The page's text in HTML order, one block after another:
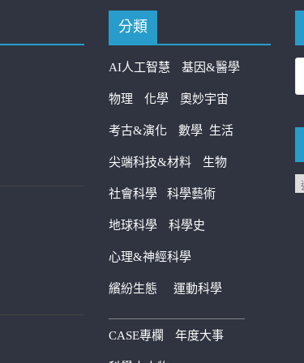
分類
AI人工智慧 基因&醫學
物理 化學 奧妙宇宙
考古&演化 數學 生活
尖端科技&材料 生物
社會科學 科學藝術
地球科學 科學史
心理&神經科學
繽紛生態 運動科學
————————————
CASE專欄 年度大事